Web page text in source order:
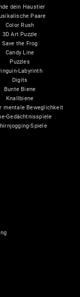
dein Haustier
Paare
Color Rush
3D Art Puzzle
Save the Frog
Candy Line
Puzzles
Labyrinth
Digits
Bunte Biene
Knallbiene
mentale Beweglichkeit
Gedächtnisspiele
Spiele